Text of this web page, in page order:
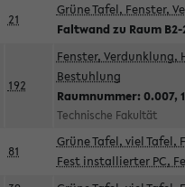
21
Grüne Tafel, Fenster,
Faltwand zu Raum B2-
192
Fenster, Verdunklung,
Bestuhlung
Raumnummer: 0.007,
Technische Fakultät
81
Grüne Tafel, viel Tafel,
Fest installierter PC,